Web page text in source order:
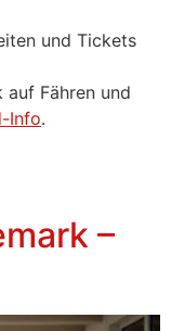
und Tickets
auf Fähren und
Info.
–